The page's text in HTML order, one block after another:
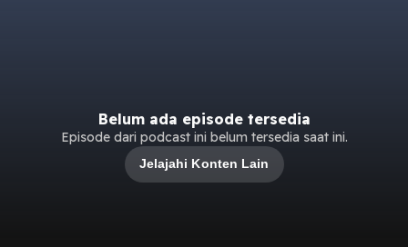
Belum ada episode tersedia
Episode dari podcast ini belum tersedia saat ini.
Jelajahi Konten Lain